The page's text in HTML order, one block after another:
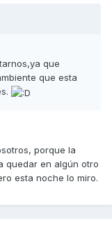
que
que esta
porque la
quedar en algún otro
esta noche lo miro.